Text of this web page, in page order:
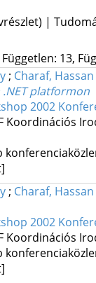
|
13,
; Charaf, Hassan
platformon
2002
Koordinációs
; Charaf, Hassan
2002
Koordinációs